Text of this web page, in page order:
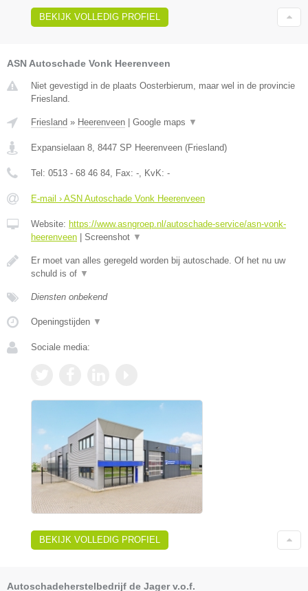
BEKIJK VOLLEDIG PROFIEL
ASN Autoschade Vonk Heerenveen
Niet gevestigd in de plaats Oosterbierum, maar wel in de provincie
Friesland.
Friesland » Heerenveen | Google maps ▼
Expansielaan 8 8447 SP Heerenveen (Friesland)
Tel: 0513 - 68 46 84 , Fax: - , KvK: -
E-mail › ASN Autoschade Vonk Heerenveen
Website: https://www.asngroep.nl/autoschade-service/asn-vonk-
heerenveen | Screenshot ▼
Er moet van alles geregeld worden bij autoschade. Of het nu uw
schuld is of ▼
Diensten onbekend
Openingstijden ▼
Sociale media:
BEKIJK VOLLEDIG PROFIEL
Autoschadeherstelbedrijf de Jager v.o.f.